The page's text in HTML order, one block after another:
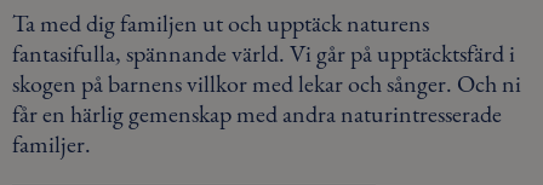
Ta med dig familjen ut och upptäck naturens
fantasifulla, spännande värld. Vi går på upptäcktsfärd i
skogen på barnens villkor med lekar och sånger. Och ni
får en härlig gemenskap med andra naturintresserade
familjer.